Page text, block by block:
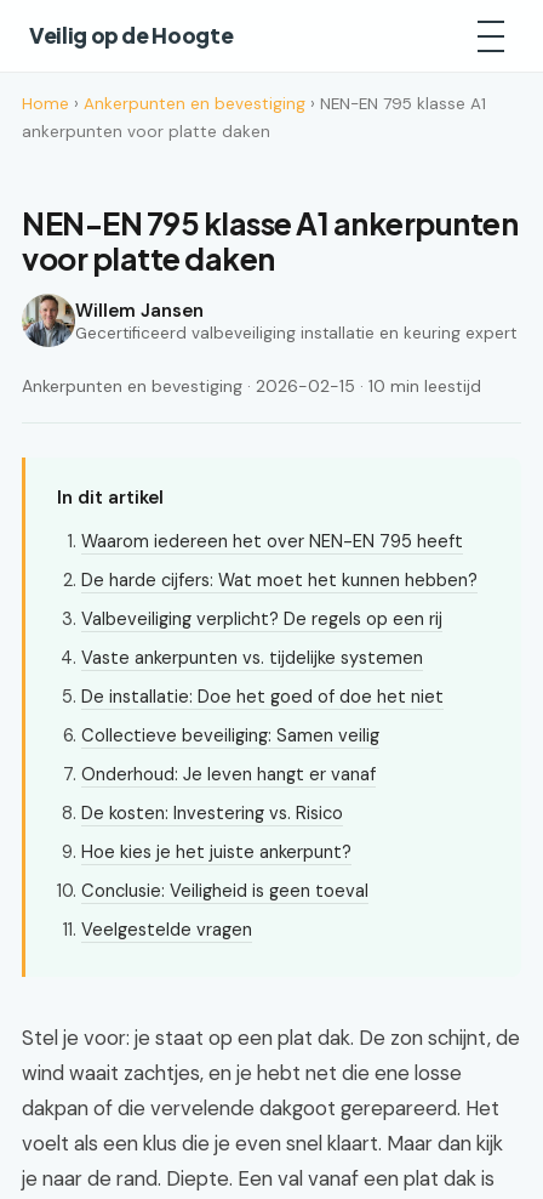
Veilig op de Hoogte
Home › Ankerpunten en bevestiging › NEN-EN 795 klasse A1
ankerpunten voor platte daken
NEN-EN 795 klasse A1 ankerpunten
voor platte daken
Willem Jansen
Gecertificeerd valbeveiliging installatie en keuring expert
Ankerpunten en bevestiging · 2026-02-15 · 10 min leestijd
In dit artikel
Waarom iedereen het over NEN-EN 795 heeft
De harde cijfers: Wat moet het kunnen hebben?
Valbeveiliging verplicht? De regels op een rij
Vaste ankerpunten vs. tijdelijke systemen
De installatie: Doe het goed of doe het niet
Collectieve beveiliging: Samen veilig
Onderhoud: Je leven hangt er vanaf
De kosten: Investering vs. Risico
Hoe kies je het juiste ankerpunt?
Conclusie: Veiligheid is geen toeval
Veelgestelde vragen
Stel je voor: je staat op een plat dak. De zon schijnt, de
wind waait zachtjes, en je hebt net die ene losse
dakpan of die vervelende dakgoot gerepareerd. Het
voelt als een klus die je even snel klaart. Maar dan kijk
je naar de rand. Diepte. Een val vanaf een plat dak is